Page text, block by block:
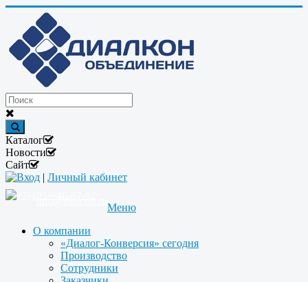
Каталог
Новости
Сайт
Вход | Личный кабинет
Меню
О компании
«Диалог-Конверсия» сегодня
Производство
Сотрудники